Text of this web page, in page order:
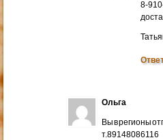
8-
Ольга
Вы в регионы
т.89148086116